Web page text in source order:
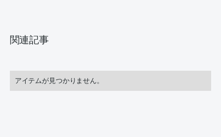
関連記事
アイテムが見つかりません。